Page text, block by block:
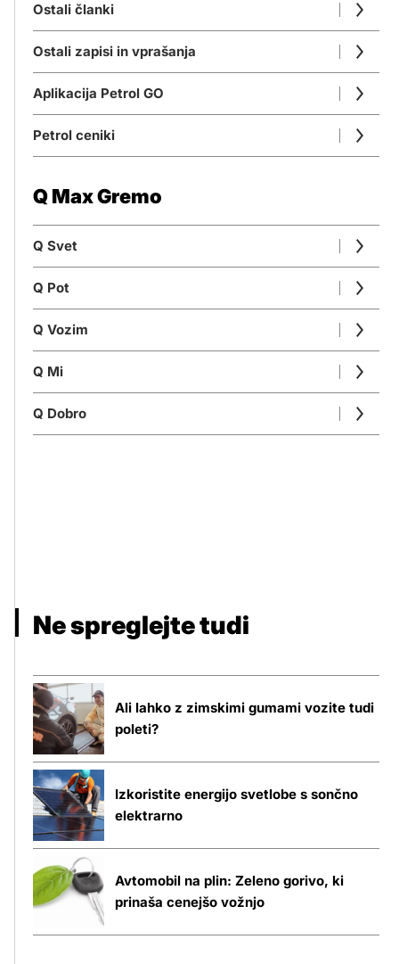
Ostali članki
Ostali zapisi in vprašanja
Aplikacija Petrol GO
Petrol ceniki
Q Max Gremo
Q Svet
Q Pot
Q Vozim
Q Mi
Q Dobro
Ne spreglejte tudi
Ali lahko z zimskimi gumami vozite tudi
poleti?
Izkoristite energijo svetlobe s sončno
elektrarno
Avtomobil na plin: Zeleno gorivo, ki
prinaša cenejšo vožnjo